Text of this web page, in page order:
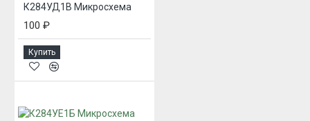
К284УД1В Микросхема
100 ₽
Купить